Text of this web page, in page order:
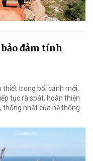
bảo đảm tính
thiết trong bối cảnh mới,
tục rà soát, hoàn thiện
thống nhất của hệ thống